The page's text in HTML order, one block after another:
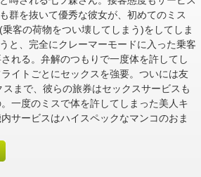
も群を抜いて優秀な彼女が、初めてのミス
(乗客の荷物をつい壊してしまう)をしてしま
うと、完全にクレーマーモードに入った乗客
れる。弁解のつもりで一度体を許してし
イトごとにセックスを強要。ついには友
まで、彼らの旅券はセックスサービスも
一度のミスで体を許してしまった美人キ
サービスはハイスペックなマンコのおま